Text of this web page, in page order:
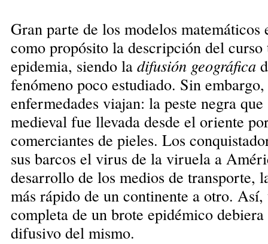
Gran parte de los modelos
como propósito la descripción del curso
epidemia, siendo la difusión geográfica
fenómeno poco estudiado. Sin
enfermedades viajan: la peste negra
medieval fue llevada desde el oriente
comerciantes de pieles. Los
sus barcos el virus de la viruela a
desarrollo de los medios de transporte,
más rápido de un continente a otro.
completa de un brote epidémico
difusivo del mismo.